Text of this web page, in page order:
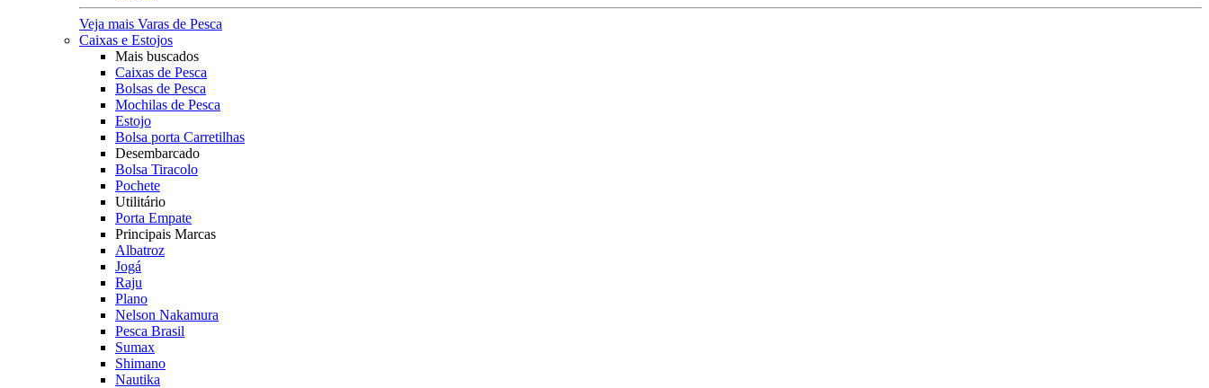
Veja mais Varas de Pesca
Caixas e Estojos
Mais buscados
Caixas de Pesca
Bolsas de Pesca
Mochilas de Pesca
Estojo
Bolsa porta Carretilhas
Desembarcado
Bolsa Tiracolo
Pochete
Utilitário
Porta Empate
Principais Marcas
Albatroz
Jogá
Raju
Plano
Nelson Nakamura
Pesca Brasil
Sumax
Shimano
Nautika